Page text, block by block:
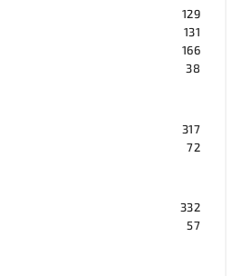
129
131
166
38
317
72
332
57